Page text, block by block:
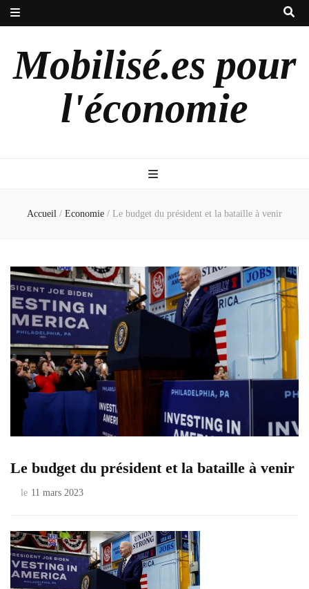
Mobilisé.es pour
l'économie
Accueil / Economie / Le budget du président et la bataille à venir
Le budget du président et la bataille à venir
le 11 mars 2023